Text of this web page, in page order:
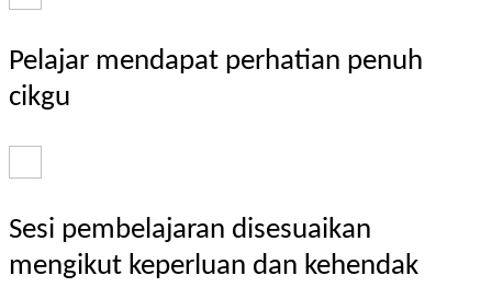
Pelajar mendapat perhatian penuh
cikgu
Sesi pembelajaran disesuaikan
mengikut keperluan dan kehendak